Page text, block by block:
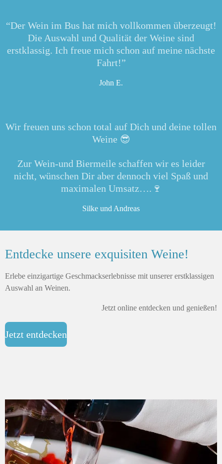
“Der Wein im Bus hat mich vollkommen überzeugt!
Die Auswahl und Qualität der Weine sind
erstklassig. Ich freue mich schon auf meine nächste
Fahrt!”
John E.
Wir freuen uns schon total auf Dich und deine tollen
Weine 😎
Zur Wein-und Biermeile schaffen wir es leider
nicht, wünschen Dir aber dennoch viel Spaß und
maximalen Umsatz….🍷
Silke und Andreas
Entdecke unsere exquisiten Weine!
Erlebe einzigartige Geschmackserlebnisse mit unserer erstklassigen
Auswahl an Weinen.
Jetzt online entdecken und genießen!
Jetzt entdecken